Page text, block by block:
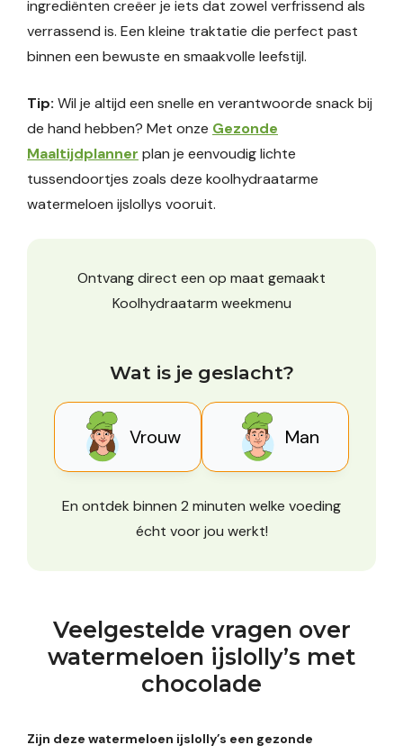
ingrediënten creëer je iets dat zowel verfrissend als
verrassend is. Een kleine traktatie die perfect past
binnen een bewuste en smaakvolle leefstijl.
Tip: Wil je altijd een snelle en verantwoorde snack bij
de hand hebben? Met onze Gezonde
Maaltijdplanner plan je eenvoudig lichte
tussendoortjes zoals deze koolhydraatarme
watermeloen ijslollys vooruit.
Ontvang direct een op maat gemaakt
Koolhydraatarm weekmenu
Wat is je geslacht?
Vrouw Man
En ontdek binnen 2 minuten welke voeding
écht voor jou werkt!
Veelgestelde vragen over
watermeloen ijslolly’s met
chocolade
Zijn deze watermeloen ijslolly’s een gezonde